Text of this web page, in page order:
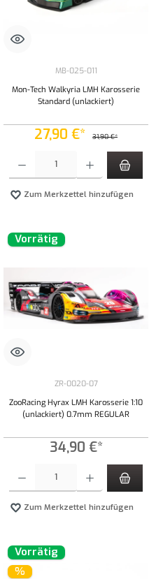
MB-025-011
Mon-Tech Walkyria LMH Karosserie
Standard (unlackiert)
27,90 €* 31,90 €*
Zum Merkzettel hinzufügen
Vorrätig
ZR-0020-07
ZooRacing Hyrax LMH Karosserie 1:10
(unlackiert) 0.7mm REGULAR
34,90 €*
Zum Merkzettel hinzufügen
Vorrätig
%